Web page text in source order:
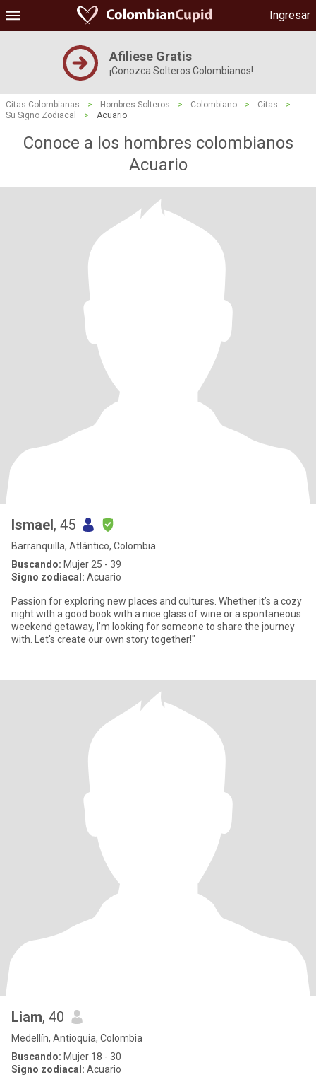
Ingresar
Afiliese Gratis
¡Conozca Solteros Colombianos!
Citas Colombianas > Hombres Solteros > Colombiano > Citas
>
Su Signo Zodiacal
> Acuario
Conoce a los hombres colombianos
Acuario
Ismael, 45
Barranquilla, Atlántico, Colombia
Buscando: Mujer 25 - 39
Signo zodiacal: Acuario
Passion for exploring new places and cultures. Whether it’s a cozy
night with a good book with a nice glass of wine or a spontaneous
weekend getaway, I’m looking for someone to share the journey
with. Let's create our own story together!"
Liam, 40
Medellín, Antioquia, Colombia
Buscando: Mujer 18 - 30
Signo zodiacal: Acuario